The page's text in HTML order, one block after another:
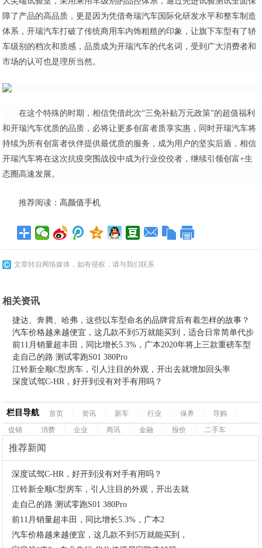
障了产品的高品质，更是因为凭借奇瑞汽车国际化研发水平和整车制造
体系，开瑞汽车打破了传统商用车内饰粗糙的印象，让旗下车型有了轿
车级别的档次和质感，品质成为开瑞汽车的代名词，受到广大消费者和
市场的认可也是理所当然。
在这个特殊的时期，相信凭借此次“三免补贴万元政策”的超值福利
和开瑞汽车优质的品质，必将让更多创富者质享实惠，同时开瑞汽车将
持续为所有创富者伙伴提供最优质的服务，成为用户的坚实后盾，相信
开瑞汽车将在这次抗疫突围战役中成为行业佼佼者，继续引领创富+生
态圈高速发展。
推荐阅读：高颜值手机
文章转自网络媒体，如有侵权，请与我们联系
相关资讯
捷达、奔腾、哈弗，这些以车型命名的品牌背后有着怎样的故事？
汽车价格越来越便宜，这几款不到5万就能买到，适合日常简单代步
前11月销量超丰田，同比增长5.3%，广本2020年将上三款重磅车型
走自己的路 测试零跑S01 380Pro
江铃新全顺C型房车，引人注目的外观，开出去就增加回头率
深度试驾C-HR，好开到没有对手有用吗？
栏目导航 首页 资讯 新车 行业 保养 导购
促销
消费 企业 商讯 金融 报价 二手车
推荐新闻
·深度试驾C-HR，好开到没有对手有用吗？
·江铃新全顺C型房车，引人注目的外观，开出去就
· 走自己的路 测试零跑S01 380Pro
·前11月销量超丰田，同比增长5.3%，广本2
·汽车价格越来越便宜，这几款不到5万就能买到，